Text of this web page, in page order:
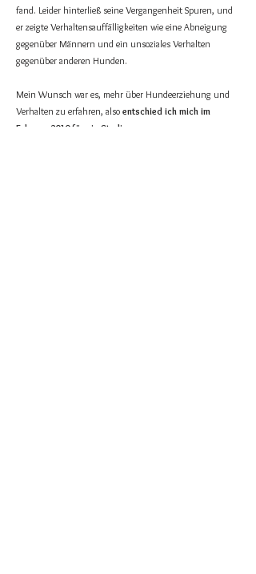
fand. Leider hinterließ seine Vergangenheit Spuren, und
er zeigte Verhaltensauffälligkeiten wie eine Abneigung
gegenüber Männern und ein unsoziales Verhalten
gegenüber anderen Hunden.
Mein Wunsch war es, mehr über Hundeerziehung und
Verhalten zu erfahren, also entschied ich mich im
Februar 2010 für ein Studium zur